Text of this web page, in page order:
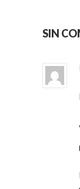
SIN